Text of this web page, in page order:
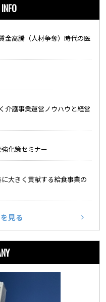
金高騰（人材争奪）時代の医
介護事業運営ノウハウと経営
化策セミナー
大きく貢献する給食事業の
見る